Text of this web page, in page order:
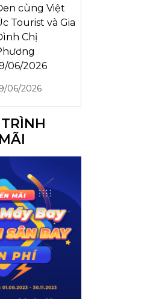
cùng Việt
Tourist và Gia
Chị
06/2026
06/2026